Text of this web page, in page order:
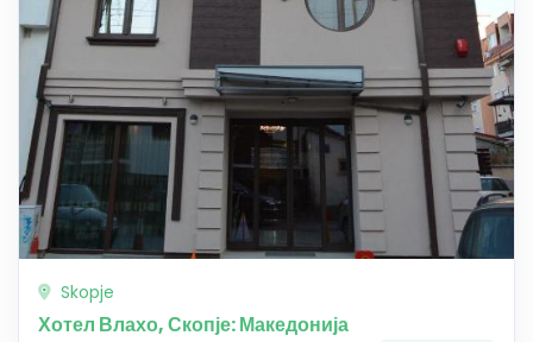
Skopje
Хотел Влахо, Скопје: Македонија